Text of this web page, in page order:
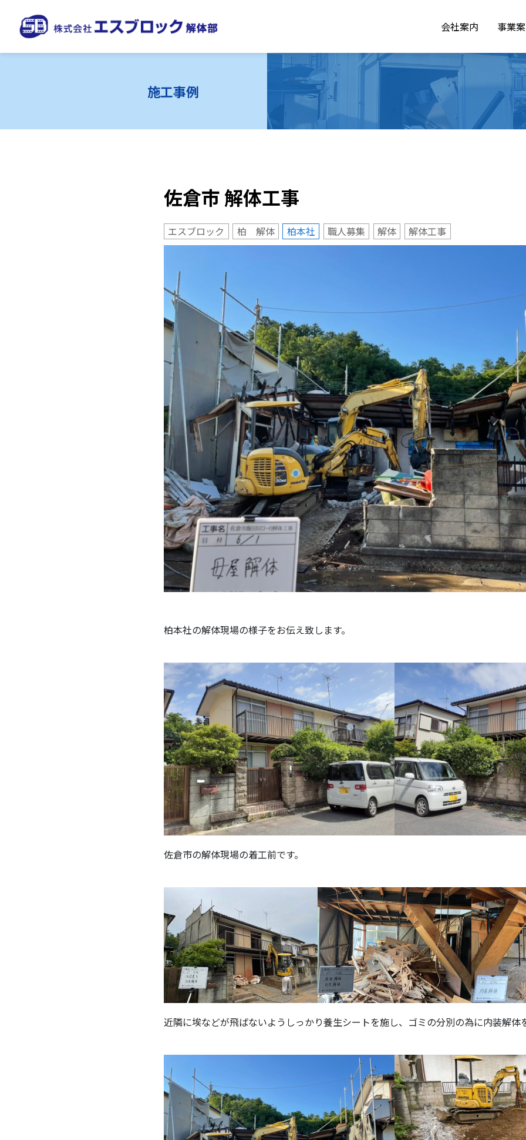
会社案内 事業
施工事例
佐倉市 解体工事
エスブロック 柏 解体 柏本社 職人募集 解体 解体工事
柏本社の解体現場の様子をお伝え致します。
佐倉市の解体現場の着工前です。
近隣に埃などが飛ばないようしっかり養生シートを施し、ゴミの分別の為に内装解体